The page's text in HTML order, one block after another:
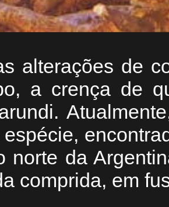
alterações de
a crença de
espécie,
norte da
comprida, em